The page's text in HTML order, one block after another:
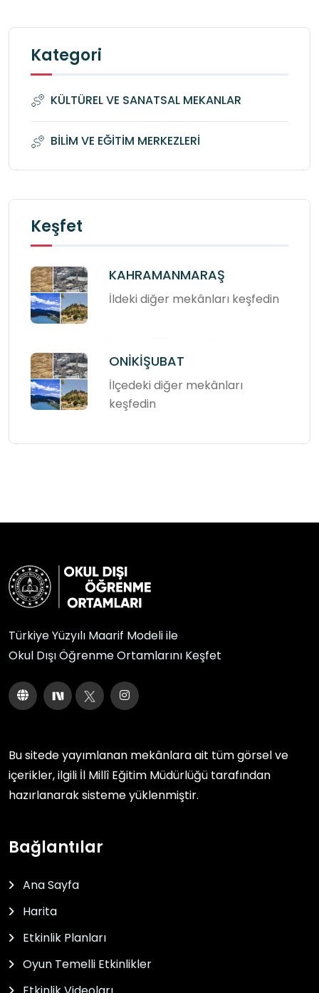
Kategori
KÜLTÜREL VE SANATSAL MEKANLAR
BİLİM VE EĞİTİM MERKEZLERİ
Keşfet
KAHRAMANMARAŞ
İldeki diğer mekânları keşfedin
ONİKİŞUBAT
İlçedeki diğer mekânları
keşfedin
Türkiye Yüzyılı Maarif Modeli ile
Okul Dışı Öğrenme Ortamlarını Keşfet
Bu sitede yayımlanan mekânlara ait tüm görsel ve
içerikler, ilgili İl Millî Eğitim Müdürlüğü tarafından
hazırlanarak sisteme yüklenmiştir.
Bağlantılar
Ana Sayfa
Harita
Etkinlik Planları
Oyun Temelli Etkinlikler